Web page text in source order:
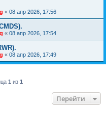
« 08 апр 2026, 17:56
« 08 апр 2026, 17:54
« 08 апр 2026, 17:49
1 из 1
Перейти